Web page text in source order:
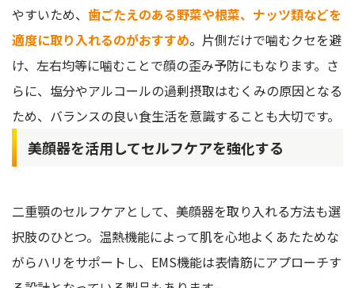
やすいため、 歯ごたえのある野菜や根菜、ナッツ類などを
適度に取り入れるのがおすすめ。片側だけで噛むクセを避
け、左右均等に噛むことで顔の歪み予防にもなります。さ
らに、塩分やアルコールの過剰摂取はむくみの原因となる
ため、バランスの良い食生活を意識することも大切です。
美顔器を活用してセルフケアを強化する
二重顎のセルフケアとして、美顔器を取り入れる方法も選
択肢のひとつ。温熱機能によって肌を心地よくあたためな
がらハリをサポートし、EMS機能は表情筋にアプローチす